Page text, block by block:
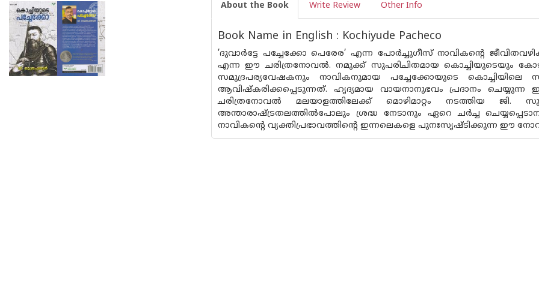
About the Book Write Review Other Info
Book Name in English : Kochiyude Pacheco
’ദുവാർട്ടേ പച്ചേക്കോ പെരേര’ എന്ന പോർച്ചുഗീസ് നാവികന്റെ
എന്ന ഈ ചരിത്രനോവൽ. നമുക്ക് സുപരിചിതമായ കൊച്ചിയുടെയും
സമുദ്രപര്യവേഷകനും നാവികനുമായ പച്ചേക്കോയുടെ കൊച്ചിയിലെ
ആവിഷ്‌കരിക്കപ്പെടുന്നത്. ഹൃദ്യമായ വായനാനുഭവം പ്രദാനം
ചരിത്രനോവൽ മലയാളത്തിലേക്ക് മൊഴിമാറ്റം നടത്തിയ
അന്താരാഷ്ട്രതലത്തിൽപോലും ശ്രദ്ധ നേടാനും ഏറെ ചർച്ച
നാവികന്റെ വ്യക്തിപ്രഭാവത്തിന്റെ ഇന്നലെകളെ പുനഃസൃഷ്ടിക്കുന്ന ഈ